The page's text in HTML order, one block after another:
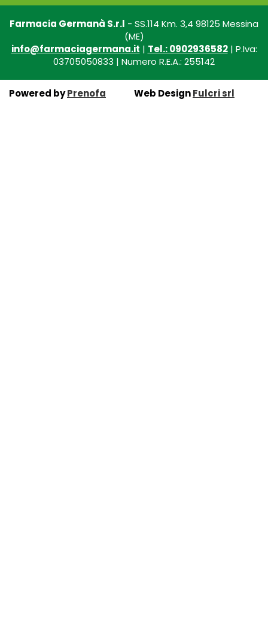
Farmacia Germanà S.r.l - SS.114 Km. 3,4 98125 Messina
(ME)
info@farmaciagermana.it | Tel.: 0902936582| P.Iva:
03705050833 | Numero R.E.A.: 255142
Powered byPrenofa Web DesignFulcri srl